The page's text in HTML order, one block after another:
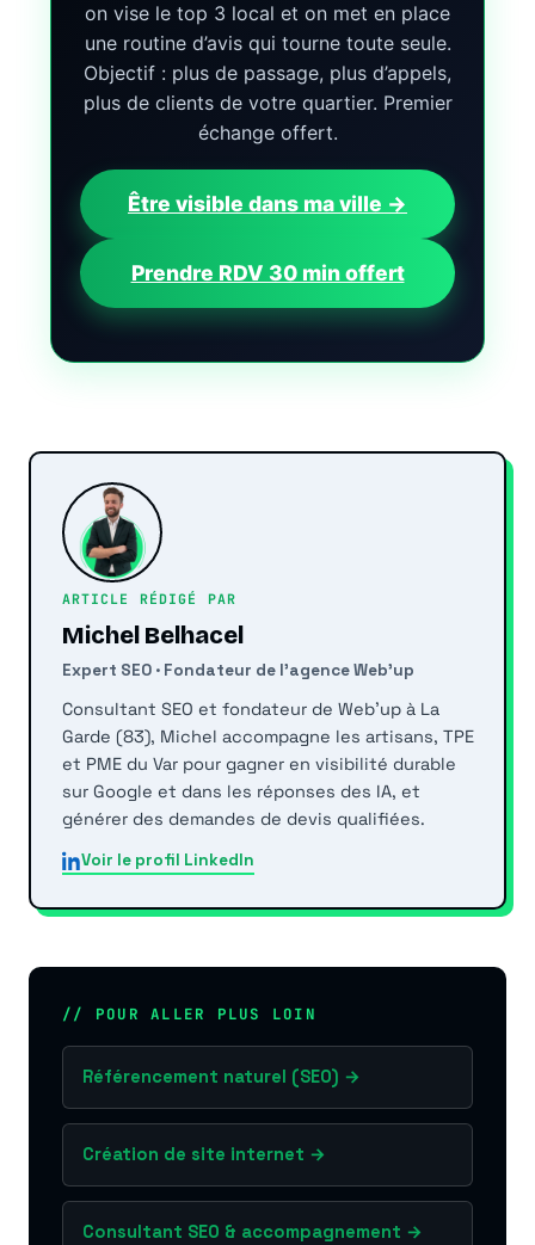
on vise le top 3 local et on met en place
une routine d’avis qui tourne toute seule.
Objectif : plus de passage, plus d’appels,
plus de clients de votre quartier. Premier
échange offert.
Être visible dans ma ville →
Prendre RDV 30 min offert
ARTICLE RÉDIGÉ PAR
Michel Belhacel
Expert SEO · Fondateur de l'agence Web'up
Consultant SEO et fondateur de Web'up à La
Garde (83), Michel accompagne les artisans, TPE
et PME du Var pour gagner en visibilité durable
sur Google et dans les réponses des IA, et
générer des demandes de devis qualifiées.
Voir le profil LinkedIn
// POUR ALLER PLUS LOIN
Référencement naturel (SEO) →
Création de site internet →
Consultant SEO & accompagnement →